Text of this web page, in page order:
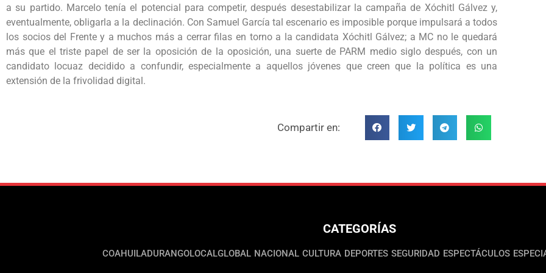
a su partido. Marcelo tenía el potencial para competir, después desestabilizar la campaña de Xóchitl Gálvez y,
eventualmente, obligarla a la declinación. Con Samuel García tal escenario es imposible porque impulsará a todos
los socios del Frente y a muchos más a cerrar filas en torno a la candidata Xóchitl Gálvez; a MC no le quedará
más que el triste papel de ser la oposición de la oposición, una suerte de PARM medio siglo después, con un
candidato locuaz decidido a confundir, especialmente a aquellos jóvenes que creen que la política es una
extensión de la frivolidad digital.
Compartir en:
CATEGORÍAS
COAHUILADURANGOLOCALGLOBAL NACIONAL CULTURA DEPORTES SEGURIDAD ESPECTÁCULOS